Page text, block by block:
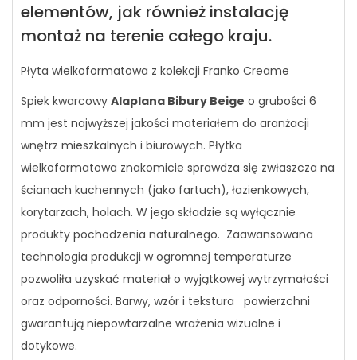
elementów, jak również instalację
montaż na terenie całego kraju.
Płyta wielkoformatowa z kolekcji Franko Creame
Spiek kwarcowy Alaplana Bibury Beige o grubości 6
mm jest najwyższej jakości materiałem do aranżacji
wnętrz mieszkalnych i biurowych. Płytka
wielkoformatowa znakomicie sprawdza się zwłaszcza na
ścianach kuchennych (jako fartuch), łazienkowych,
korytarzach, holach. W jego składzie są wyłącznie
produkty pochodzenia naturalnego. Zaawansowana
technologia produkcji w ogromnej temperaturze
pozwoliła uzyskać materiał o wyjątkowej wytrzymałości
oraz odporności. Barwy, wzór i tekstura powierzchni
gwarantują niepowtarzalne wrażenia wizualne i
dotykowe.